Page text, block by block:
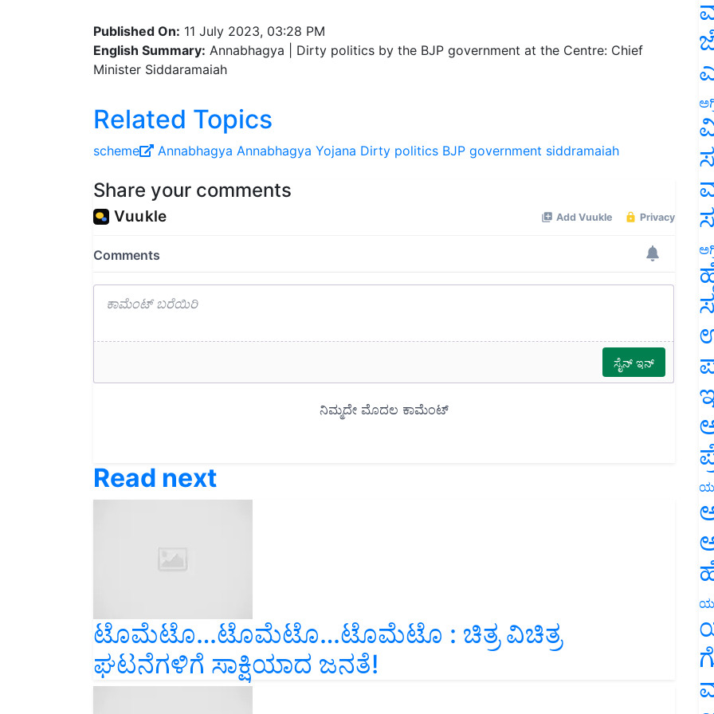
Published On: 11 July 2023, 03:28 PM
English Summary: Annabhagya | Dirty politics by the BJP government at the Centre: Chief
Minister Siddaramaiah
Related Topics
scheme Annabhagya Annabhagya Yojana Dirty politics BJP government siddramaiah
Share your comments
Read next
ಟೊಮೆಟೊ…ಟೊಮೆಟೊ…ಟೊಮೆಟೊ : ಚಿತ್ರ ವಿಚಿತ್ರ
ಘಟನೆಗಳಿಗೆ ಸಾಕ್ಷಿಯಾದ ಜನತೆ!